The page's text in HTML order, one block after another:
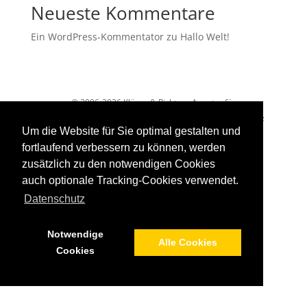
Um die Website für Sie optimal gestalten und
fortlaufend verbessern zu können, werden
zusätzlich zu den notwendigen Cookies
auch optionale Tracking-Cookies verwendet.
Datenschutz
Notwendige
Cookies
Alle Cookies
Neueste Kommentare
Ein WordPress-Kommentatorzu Hallo Welt!
© 2006-2026 Kläger & Richter - Agentur für
Datenschutz